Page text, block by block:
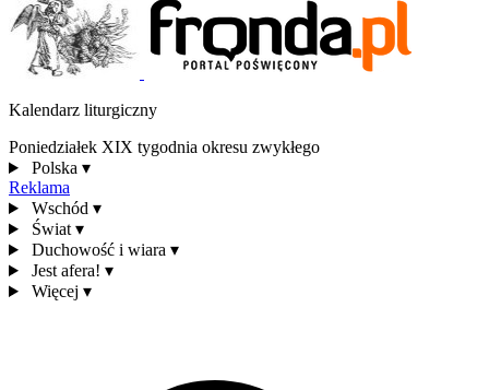
Kalendarz liturgiczny
Poniedziałek XIX tygodnia okresu zwykłego
Polska ▾
Reklama
Wschód ▾
Świat ▾
Duchowość i wiara ▾
Jest afera! ▾
Więcej ▾